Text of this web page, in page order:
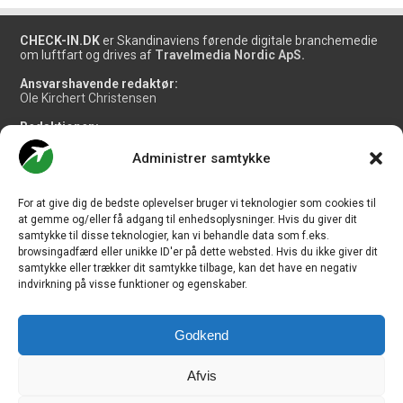
Administrer samtykke
For at give dig de bedste oplevelser bruger vi teknologier som cookies til
at gemme og/eller få adgang til enhedsoplysninger. Hvis du giver dit
samtykke til disse teknologier, kan vi behandle data som f.eks.
browsingadfærd eller unikke ID'er på dette websted. Hvis du ikke giver dit
samtykke eller trækker dit samtykke tilbage, kan det have en negativ
indvirkning på visse funktioner og egenskaber.
Godkend
Afvis
CHECK-IN.DK er Skandinaviens førende digitale branchemedie
om luftfart og drives af Travelmedia Nordic ApS.
Ansvarshavende redaktør:
Ole Kirchert Christensen
Redaktionen:
Christian Granhøj Skouboe
Henrik Baumgarten
Danny Longhi Andreasen
Salg og jobannoncer:
salg@travelmedianordic.com
Vi tager ansvar for indholdet og er tilmeldt